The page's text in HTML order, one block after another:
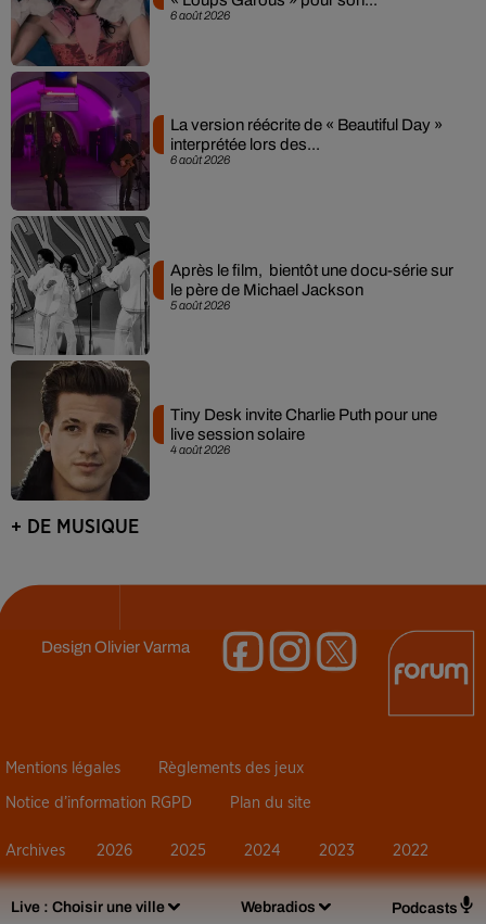
Live : Choisir une ville Webradios Podcasts
6 août 2026
6 août 2026
La version réécrite de « Beautiful Day »
interprétée lors des...
5 août 2026
Après le film, bientôt une docu-série sur
le père de Michael Jackson
4 août 2026
Tiny Desk invite Charlie Puth pour une
live session solaire
+ DE MUSIQUE
DesignOlivier Varma
Mentions légales Règlements des jeux
Notice d’information RGPD Plan du site
Archives 2026 2025 2024 2023 2022